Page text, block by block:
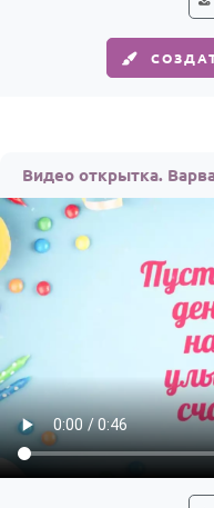
Видео открытка.